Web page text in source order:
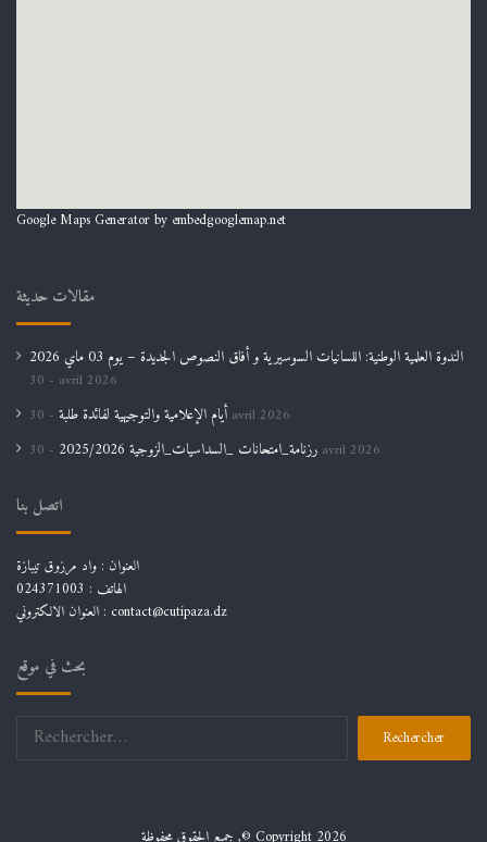
Google Maps Generator by embedgooglemap.net
مقالات حديثة
الندوة العلمية الوطنية: اللسانيات السوسيرية و أفاق النصوص الجديدة – يوم 03 ماي 2026
30 avril 2026
أيام الإعلامية والتوجيهية لفائدة طلبة 30 avril 2026
رزنامة_امتحانات _السداسيات_الزوجية 2025/2026 30 avril 2026
اتصل بنا
العنوان : واد مرزوق تيبازة
الهاتف : 024371003
العنوان الالكتروني : contact@cutipaza.dz
بحث في موقع
Rechercher :
جميع الحقوق محفوظة ,© Copyright 2026